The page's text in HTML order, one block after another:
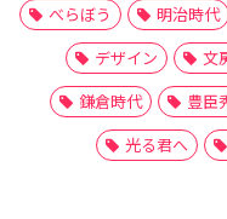
べらぼう
明治時代
デザイン
文
鎌倉時代
豊臣
光る君へ